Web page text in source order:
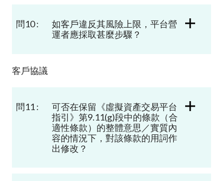
問10 :
如客戶違反其風險上限，平台營
運者應採取甚麼步驟？
客戶協議
問11 :
可否在保留《虛擬資產交易平台
指引》第9.11(g)段中的條款（合
適性條款）的整體意思／實質內
容的情況下，對該條款的用詞作
出修改？